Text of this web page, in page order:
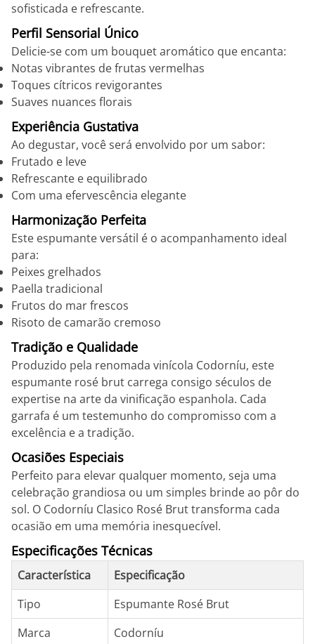
sofisticada e refrescante.
Perfil Sensorial Único
Delicie-se com um bouquet aromático que encanta:
Notas vibrantes de frutas vermelhas
Toques cítricos revigorantes
Suaves nuances florais
Experiência Gustativa
Ao degustar, você será envolvido por um sabor:
Frutado e leve
Refrescante e equilibrado
Com uma efervescência elegante
Harmonização Perfeita
Este espumante versátil é o acompanhamento ideal
para:
Peixes grelhados
Paella tradicional
Frutos do mar frescos
Risoto de camarão cremoso
Tradição e Qualidade
Produzido pela renomada vinícola Codorníu, este
espumante rosé brut carrega consigo séculos de
expertise na arte da vinificação espanhola. Cada
garrafa é um testemunho do compromisso com a
excelência e a tradição.
Ocasiões Especiais
Perfeito para elevar qualquer momento, seja uma
celebração grandiosa ou um simples brinde ao pôr do
sol. O Codorníu Clasico Rosé Brut transforma cada
ocasião em uma memória inesquecível.
Especificações Técnicas
Característica
Especificação
Tipo
Espumante Rosé Brut
Marca
Codorníu